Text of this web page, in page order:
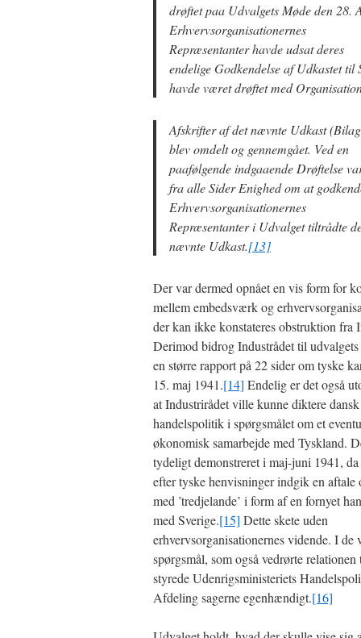
drøftet paa Udvalgets Møde den 28.
Erhvervsorganisationernes
Repræsentanter havde udsat deres
endelige Godkendelse af Udkastet til
havde været drøftet med
Afskrifter af det nævnte Udkast
blev omdelt og gennemgået. Ved en
paafølgende indgaaende Drøftelse
fra alle Sider Enighed om at
Erhvervsorganisationernes
Repræsentanter i Udvalget tiltrådte
nævnte Udkast.[13]
Der var dermed opnået en vis form for
mellem embedsværk og
der kan ikke konstateres obstruktion fra
Derimod bidrog Industrådet til udvalgets
en større rapport på 22 sider om tyske
15. maj 1941.[14] Endelig er det også
at Industrirådet ville kunne diktere dansk
handelspolitik i spørgsmålet om et
økonomisk samarbejde med Tyskland.
tydeligt demonstreret i maj-juni 1941,
efter tyske henvisninger indgik en aftale
med ’tredjelande’ i form af en fornyet
med Sverige.[15] Dette skete uden
erhvervsorganisationernes vidende. I de
spørgsmål, som også vedrørte
styrede Udenrigsministeriets
Afdeling sagerne egenhændigt.[16]